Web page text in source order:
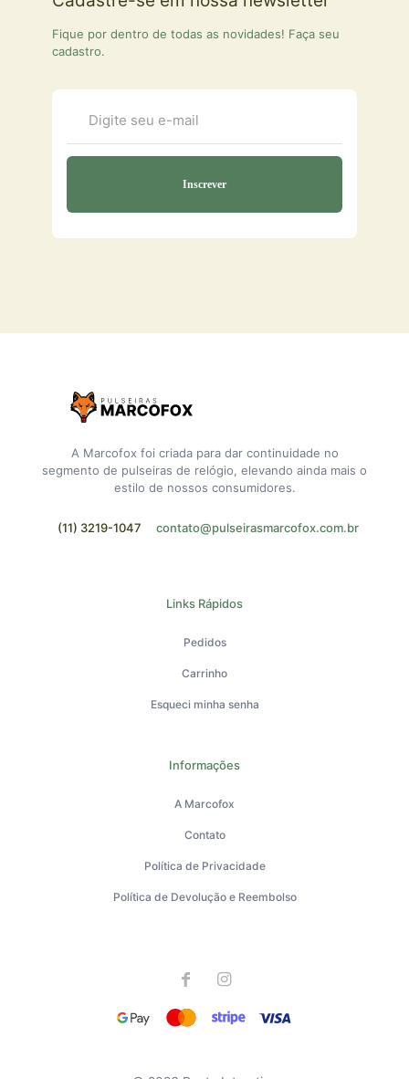
Fique por dentro de todas as novidades! Faça seu
cadastro.
A Marcofox foi criada para dar continuidade no
segmento de pulseiras de relógio, elevando ainda mais o
estilo de nossos consumidores.
(11) 3219-1047 contato@pulseirasmarcofox.com.br
Links Rápidos
Pedidos
Carrinho
Esqueci minha senha
Informações
A Marcofox
Contato
Política de Privacidade
Política de Devolução e Reembolso